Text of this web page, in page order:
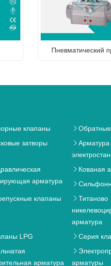
Пневматический
клапаны 
затворы  Арматура
арматура
 Кованая

клапаны  Титаново
арматура
LPG  Серия
арматура

арматуры